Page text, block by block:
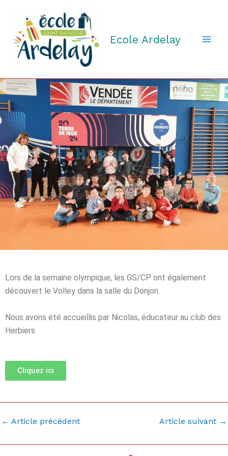
contenu
Ecole Ardelay
Lors de la semaine olympique, les GS/CP ont également
découvert le Volley dans la salle du Donjon.
Nous avons été accueillis par Nicolas, éducateur au club des
Herbiers.
Cliquez ici
← Article précédent Article suivant →